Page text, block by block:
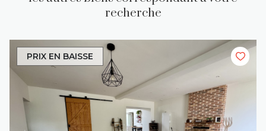
recherche
PRIX EN BAISSE